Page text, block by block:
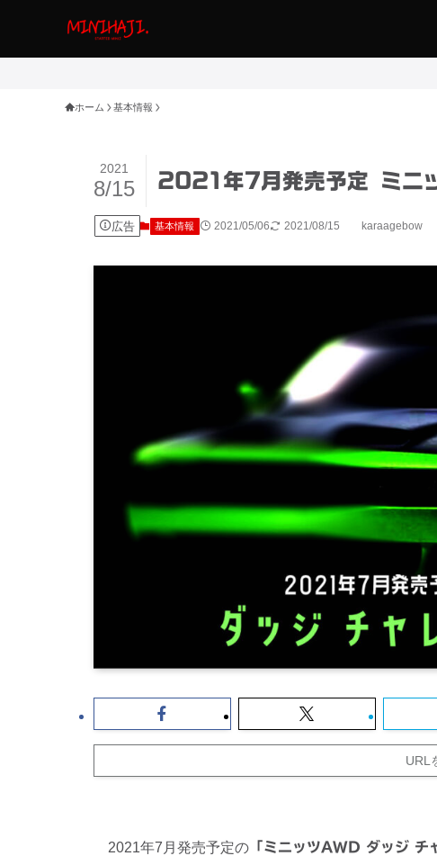
ホーム 基本情報
2021年7月発売予定 ミニ
2021
8/15
広告 基本情報 2021/05/06 2021/08/15 karaagebow
URL
2021年7月発売予定の 「ミニッツAWD ダッジ チ